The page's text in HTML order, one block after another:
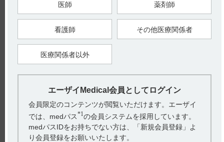
【更新年月】
戻る
関連するQ&A
【デタントールR】 薬物相互作用（併用禁忌・併用注意な
ど）について教えて下さい。
医師 薬剤師
看護師 その他医療関係者
医療関係者以外
エーザイMedical会員としてログイン
会員限定のコンテンツが閲覧いただけます。エーザイ
では、medパス*1の会員システムを採用しています。
medパスIDをお持ちでない方は、「新規会員登録」よ
り会員登録をお願いいたします。